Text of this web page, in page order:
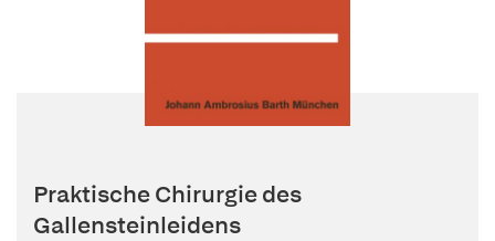
Praktische Chirurgie des
Gallensteinleidens